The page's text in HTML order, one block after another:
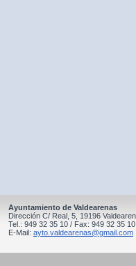
Ayuntamiento de Valdearenas
Dirección C/ Real, 5, 19196
Tel.: 949 32 35 10 / Fax: 949 32 35 10
E-Mail: ayto.valdearenas@gmail.com